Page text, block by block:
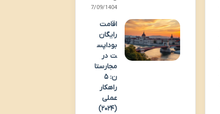
27/09/1404
اقامت
رایگان
بوداپس
ت در
مجارستا
ن: ۵
راهکار
عملی
(۲۰۲۴)